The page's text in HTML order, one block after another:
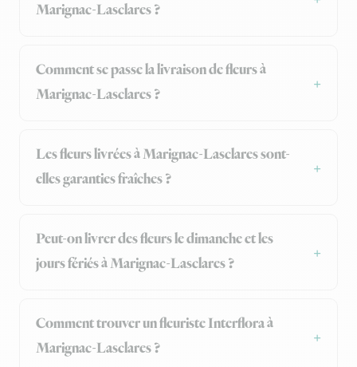
Marignac-Lasclares ?
Comment se passe la livraison de fleurs à
Marignac-Lasclares ?
Les fleurs livrées à Marignac-Lasclares sont-
elles garanties fraîches ?
Peut-on livrer des fleurs le dimanche et les
jours fériés à Marignac-Lasclares ?
Comment trouver un fleuriste Interflora à
Marignac-Lasclares ?